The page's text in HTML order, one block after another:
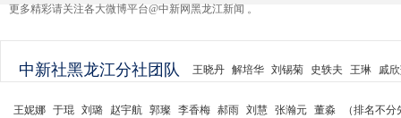
更多精彩请关注各大微博平台@中新网黑龙江新闻 。
中新社黑龙江分社团队 王晓丹 解培华 刘锡菊 史轶夫 王琳 戚
王妮娜 于琨 刘璐 赵宇航 郭璨 李香梅 郝雨 刘慧 张瀚元 董淼 （排名不